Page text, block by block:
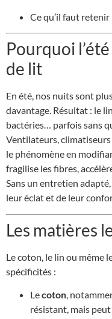
Ce qu’il faut retenir
Pourquoi
de lit
En été, nos nuits sont
davantage. Résultat : le
bactéries… parfois sans
Ventilateurs,
le phénomène en
fragilise les fibres,
Sans un entretien
leur éclat et de leur
Les matières
Le coton, le lin ou même
spécificités :
Lecoton,
résistant, mais